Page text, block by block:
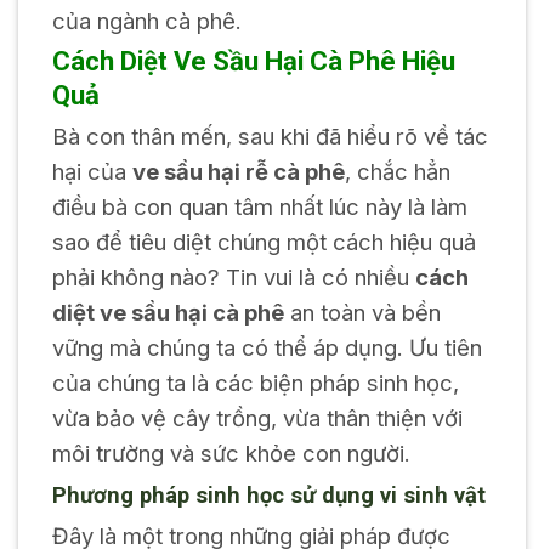
của ngành cà phê.
Cách Diệt Ve Sầu Hại Cà Phê Hiệu
Quả
Bà con thân mến, sau khi đã hiểu rõ về tác
hại của ve sầu hại rễ cà phê, chắc hẳn
điều bà con quan tâm nhất lúc này là làm
sao để tiêu diệt chúng một cách hiệu quả
phải không nào? Tin vui là có nhiều cách
diệt ve sầu hại cà phêan toàn và bền
vững mà chúng ta có thể áp dụng. Ưu tiên
của chúng ta là các biện pháp sinh học,
vừa bảo vệ cây trồng, vừa thân thiện với
môi trường và sức khỏe con người.
Phương pháp sinh học sử dụng vi sinh vật
Đây là một trong những giải pháp được